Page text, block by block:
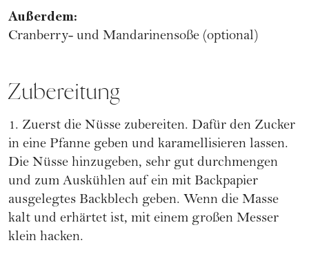
Außerdem:
Cranberry- und Mandarinensoße (optional)
Zubereitung
1. Zuerst die Nüsse zubereiten. Dafür den Zucker
in eine Pfanne geben und karamellisieren lassen.
Die Nüsse hinzugeben, sehr gut durchmengen
und zum Auskühlen auf ein mit Backpapier
ausgelegtes Backblech geben. Wenn die Masse
kalt und erhärtet ist, mit einem großen Messer
klein hacken.